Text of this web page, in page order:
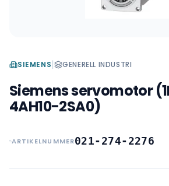
SIEMENS| GENERELL INDUSTRI
Siemens servomotor
4AH10-2SA0)
ARTIKELNUMMER021-274-2276